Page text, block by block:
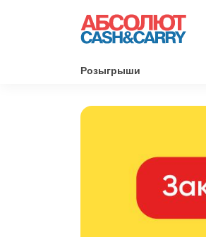
Розыгрыши